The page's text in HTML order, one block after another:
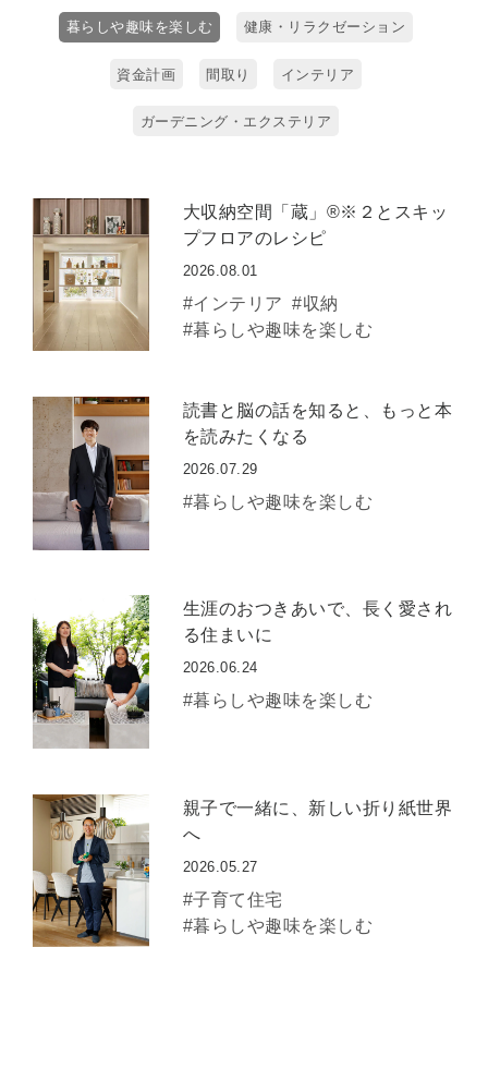
暮らしや趣味を楽しむ 健康・リラクゼーション
資金計画 間取り インテリア
ガーデニング・エクステリア
大収納空間「蔵」®※２とスキッ
プフロアのレシピ
2026.08.01
#インテリア
#収納
#暮らしや趣味を楽しむ
読書と脳の話を知ると、もっと本
を読みたくなる
2026.07.29
#暮らしや趣味を楽しむ
生涯のおつきあいで、長く愛され
る住まいに
2026.06.24
#暮らしや趣味を楽しむ
親子で一緒に、新しい折り紙世界
へ
2026.05.27
#子育て住宅
#暮らしや趣味を楽しむ